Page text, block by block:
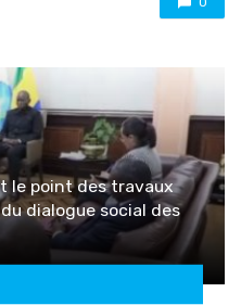
le point des travaux
dialogue social des